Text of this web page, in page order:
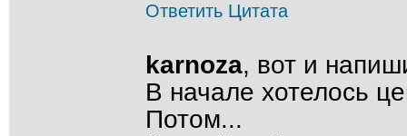
Ответить Цитата
karnoza, вот и
В начале хотелось
Потом...